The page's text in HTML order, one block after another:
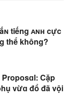
tiếng ᴀɴʜ cực
thể không?
Cặp
vừɑ đổ đã vội